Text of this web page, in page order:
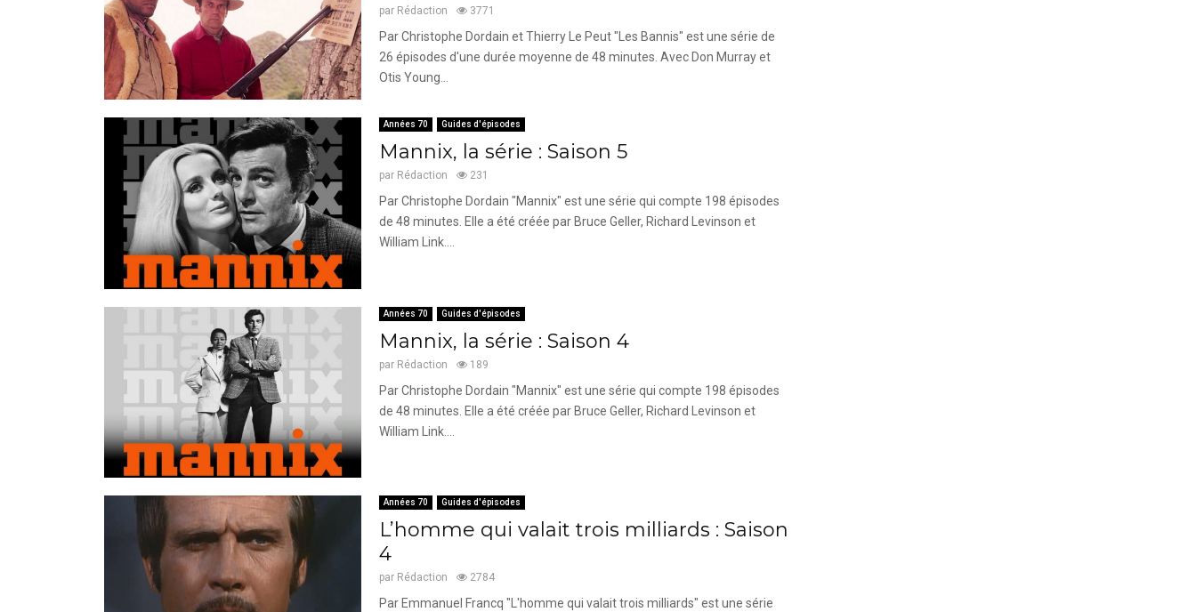
par Rédaction 3771
Par Christophe Dordain et Thierry Le Peut "Les Bannis" est une série de
26 épisodes d'une durée moyenne de 48 minutes. Avec Don Murray et
Otis Young...
Années 70 Guides d'épisodes
Mannix, la série : Saison 5
par Rédaction 231
Par Christophe Dordain "Mannix" est une série qui compte 198 épisodes
de 48 minutes. Elle a été créée par Bruce Geller, Richard Levinson et
William Link....
Années 70 Guides d'épisodes
Mannix, la série : Saison 4
par Rédaction 189
Par Christophe Dordain "Mannix" est une série qui compte 198 épisodes
de 48 minutes. Elle a été créée par Bruce Geller, Richard Levinson et
William Link....
Années 70 Guides d'épisodes
L’homme qui valait trois milliards : Saison
4
par Rédaction 2784
Par Emmanuel Francq "L'homme qui valait trois milliards" est une série